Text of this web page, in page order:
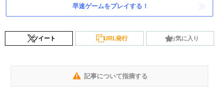
早速ゲームをプレイする！
ツイート URL発行 お気に入り
記事について指摘する